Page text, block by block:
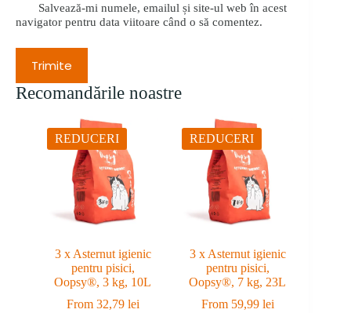
Salvează-mi numele, emailul și site-ul web în acest
navigator pentru data viitoare când o să comentez.
Trimite
Recomandările noastre
REDUCERI
3 x Asternut igienic
pentru pisici,
Oopsy®, 3 kg, 10L
From 32,79 lei
REDUCERI
3 x Asternut igienic
pentru pisici,
Oopsy®, 7 kg, 23L
From 59,99 lei